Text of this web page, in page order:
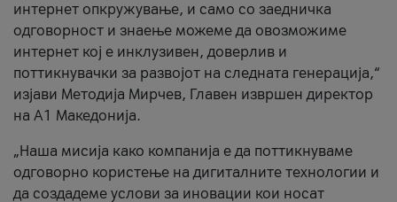
интернет опкружување, и само со заедничка
одговорност и знаење можеме да овозможиме
интернет кој е инклузивен, доверлив и
поттикнувачки за развојот на следната генерација,“
изјави Методија Мирчев, Главен извршен директор
на А1 Македонија.
„Наша мисија како компанија е да поттикнуваме
одговорно користење на дигиталните технологии и
да создадеме услови за иновации кои носат